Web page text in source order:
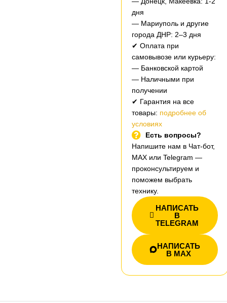
дня
— Мариуполь и другие
города ДНР: 2–3 дня
✔ Оплата при
самовывозе или курьеру:
— Банковской картой
— Наличными при
получении
✔ Гарантия на все
товары: подробнее об
условиях
Есть вопросы?
Напишите нам в Чат-бот,
MAX или Telegram —
проконсультируем и
поможем выбрать
технику.
НАПИСАТЬ
В
TELEGRAM
НАПИСАТЬ
В MAX